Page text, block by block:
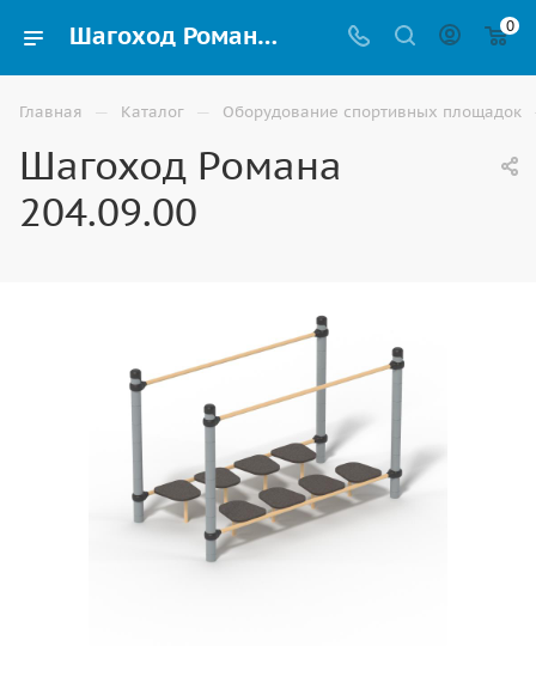
Шагоход Романа 204.09.00 - полоса препятствий для школы в Москве 0
Главная — Каталог — Оборудование спортивных площадок
Шагоход Романа
204.09.00